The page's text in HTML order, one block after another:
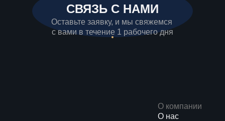
СВЯЗЬ С НАМИ
Оставьте заявку, и мы свяжемся
с вами в течение 1 рабочего дня
О компании
О нас